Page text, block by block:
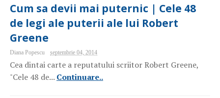
Cum sa devii mai puternic | Cele 48
de legi ale puterii ale lui Robert
Greene
Diana Popescu septembrie 04, 2014
Cea dintai carte a reputatului scriitor Robert Greene,
"Cele 48 de... Continuare..